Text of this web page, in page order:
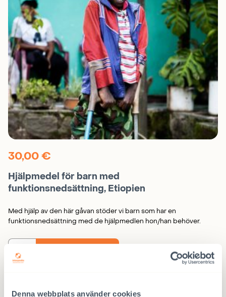
Denna webbplats använder cookies
30,00€
Hjälpmedel för barn med
funktionsnedsättning, Etiopien
Med hjälp av den här gåvan stöder vi barn som har en
funktionsnedsättning med de hjälpmedlen hon/han behöver.
för
mängd